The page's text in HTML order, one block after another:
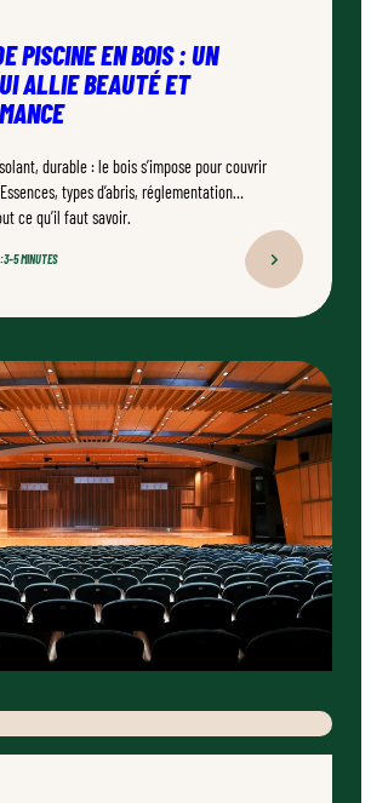
PISCINE EN BOIS : UN
ALLIE BEAUTÉ ET
durable : le bois s’impose pour couvrir
types d’abris, réglementation…
ce qu’il faut savoir.
:3–5 MINUTES